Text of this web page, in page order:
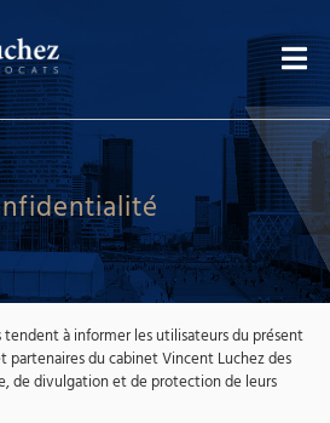
à informer les utilisateurs du présent
du cabinet Vincent Luchez des
de divulgation et de protection de leurs